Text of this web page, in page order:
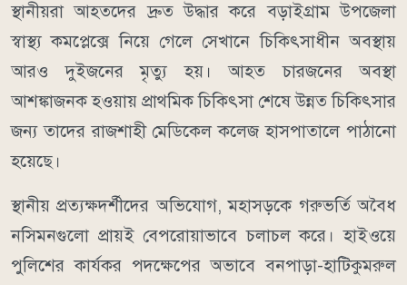
স্থানীয়রা আহতদের দ্রুত উদ্ধার করে বড়াইগ্রাম উপজেলা
স্বাস্থ্য কমপ্লেক্সে নিয়ে গেলে সেখানে চিকিৎসাধীন অবস্থায়
আরও দুইজনের মৃত্যু হয়। আহত চারজনের অবস্থা
আশঙ্কাজনক হওয়ায় প্রাথমিক চিকিৎসা শেষে উন্নত চিকিৎসার
জন্য তাদের রাজশাহী মেডিকেল কলেজ হাসপাতালে পাঠানো
হয়েছে।
স্থানীয় প্রত্যক্ষদর্শীদের অভিযোগ, মহাসড়কে গরুভর্তি অবৈধ
নসিমনগুলো প্রায়ই বেপরোয়াভাবে চলাচল করে। হাইওয়ে
পুলিশের কার্যকর পদক্ষেপের অভাবে বনপাড়া-হাটিকুমরুল